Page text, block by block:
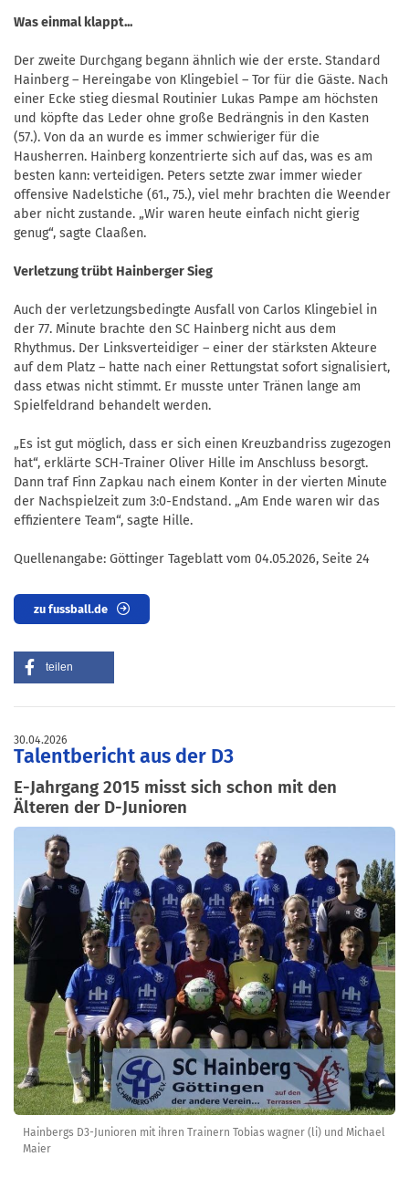
Was einmal klappt...
Der zweite Durchgang begann ähnlich wie der erste. Standard
Hainberg – Hereingabe von Klingebiel – Tor für die Gäste. Nach
einer Ecke stieg diesmal Routinier Lukas Pampe am höchsten
und köpfte das Leder ohne große Bedrängnis in den Kasten
(57.). Von da an wurde es immer schwieriger für die
Hausherren. Hainberg konzentrierte sich auf das, was es am
besten kann: verteidigen. Peters setzte zwar immer wieder
offensive Nadelstiche (61., 75.), viel mehr brachten die Weender
aber nicht zustande. „Wir waren heute einfach nicht gierig
genug“, sagte Claaßen.
Verletzung trübt Hainberger Sieg
Auch der verletzungsbedingte Ausfall von Carlos Klingebiel in
der 77. Minute brachte den SC Hainberg nicht aus dem
Rhythmus. Der Linksverteidiger – einer der stärksten Akteure
auf dem Platz – hatte nach einer Rettungstat sofort signalisiert,
dass etwas nicht stimmt. Er musste unter Tränen lange am
Spielfeldrand behandelt werden.
„Es ist gut möglich, dass er sich einen Kreuzbandriss zugezogen
hat“, erklärte SCH-Trainer Oliver Hille im Anschluss besorgt.
Dann traf Finn Zapkau nach einem Konter in der vierten Minute
der Nachspielzeit zum 3:0-Endstand. „Am Ende waren wir das
effizientere Team“, sagte Hille.
Quellenangabe: Göttinger Tageblatt vom 04.05.2026, Seite 24
zu fussball.de
teilen
30.04.2026
Talentbericht aus der D3
E-Jahrgang 2015 misst sich schon mit den
Älteren der D-Junioren
Hainbergs D3-Junioren mit ihren Trainern Tobias wagner (li) und Michael
Maier